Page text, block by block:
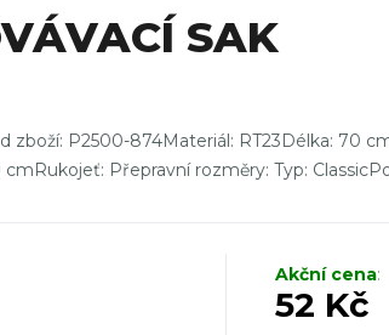
SAK
zboží: P2500-874Materiál: RT23Délka: 70
Přepravní rozměry: Typ:
Akční cena:
52 Kč